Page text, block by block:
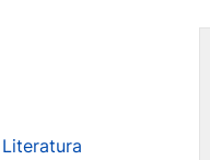
Literatura